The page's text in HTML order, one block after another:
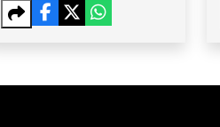
SÁNCHEZ TABOADA